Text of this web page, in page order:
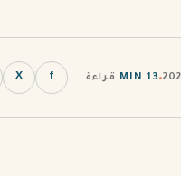
13 MIN قراءة f
X